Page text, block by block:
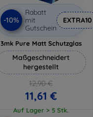
-10%
Rabatt
mit
Gutschein
EXTRA10
3mk Pure Matt Schutzglas
Maßgeschneidert
hergestellt
12,90 €
11,61 €
Auf Lager > 5 Stk.